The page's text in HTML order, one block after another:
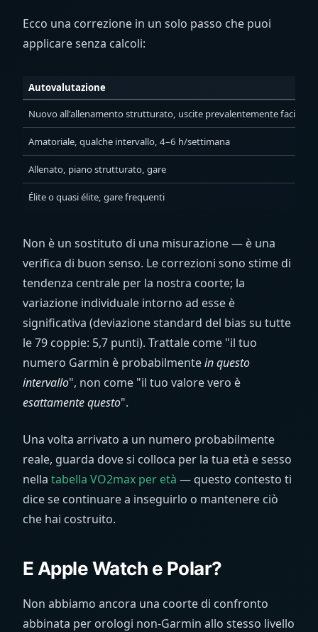
Ecco una correzione in un solo passo che puoi
applicare senza calcoli:
Autovalutazione
Nuovo all'allenamento strutturato, uscite prevalentemente facili
Amatoriale, qualche intervallo, 4–6 h/settimana
Allenato, piano strutturato, gare
Élite o quasi élite, gare frequenti
Non è un sostituto di una misurazione — è una
verifica di buon senso. Le correzioni sono stime di
tendenza centrale per la nostra coorte; la
variazione individuale intorno ad esse è
significativa (deviazione standard del bias su tutte
le 79 coppie: 5,7 punti). Trattale come "il tuo
numero Garmin è probabilmentein questo
intervallo", non come "il tuo valore vero è
esattamente questo".
Una volta arrivato a un numero probabilmente
reale, guarda dove si colloca per la tua età e sesso
nella tabella VO2max per età — questo contesto ti
dice se continuare a inseguirlo o mantenere ciò
che hai costruito.
E Apple Watch e Polar?
Non abbiamo ancora una coorte di confronto
abbinata per orologi non-Garmin allo stesso livello